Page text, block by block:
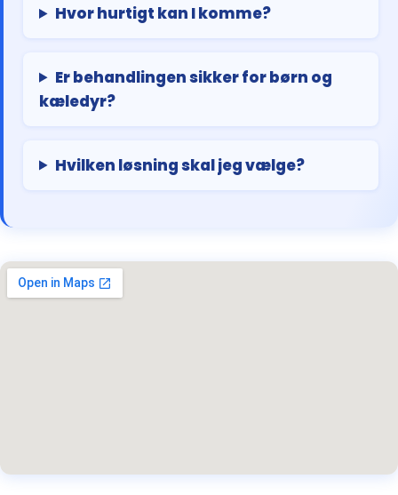
Hvor hurtigt kan I komme?
Er behandlingen sikker for børn og
kæledyr?
Hvilken løsning skal jeg vælge?